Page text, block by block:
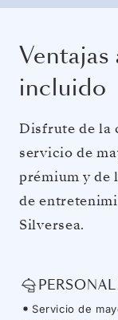
incluido
Disfrute de la
servicio de
prémium y de
de
Silversea.
Servicio de